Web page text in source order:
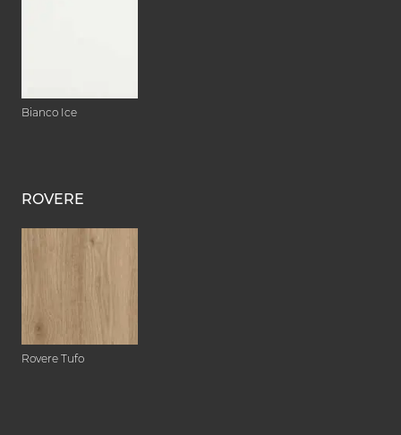
Bianco Ice
ROVERE
Rovere Tufo